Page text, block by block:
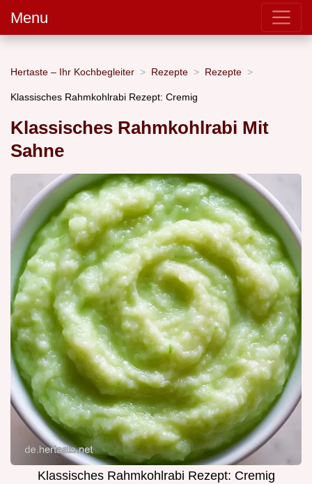
Menu
Hertaste – Ihr Kochbegleiter Rezepte Rezepte
Klassisches Rahmkohlrabi Rezept: Cremig
Klassisches Rahmkohlrabi Mit
Sahne
Klassisches Rahmkohlrabi Rezept: Cremig